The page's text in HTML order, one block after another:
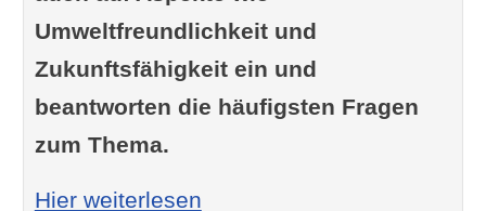
Umweltfreundlichkeit und
Zukunftsfähigkeit ein und
beantworten die häufigsten Fragen
zum Thema.
Hier weiterlesen: Welche Heizung